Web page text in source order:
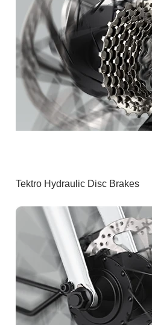
Tektro Hydraulic Disc Brakes